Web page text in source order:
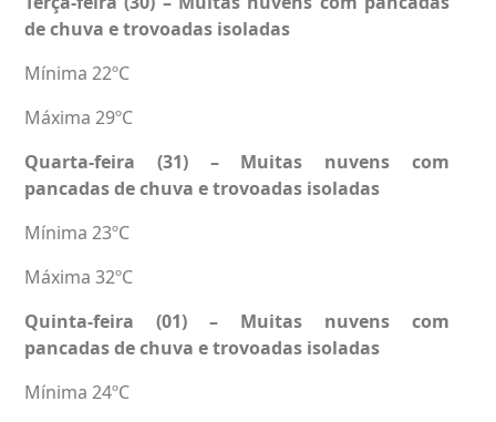
de chuva e trovoadas isoladas
Mínima 22ºC
Máxima 29ºC
Quarta-feira (31) – Muitas nuvens com
pancadas de chuva e trovoadas isoladas
Mínima 23ºC
Máxima 32ºC
Quinta-feira (01) – Muitas nuvens com
pancadas de chuva e trovoadas isoladas
Mínima 24ºC